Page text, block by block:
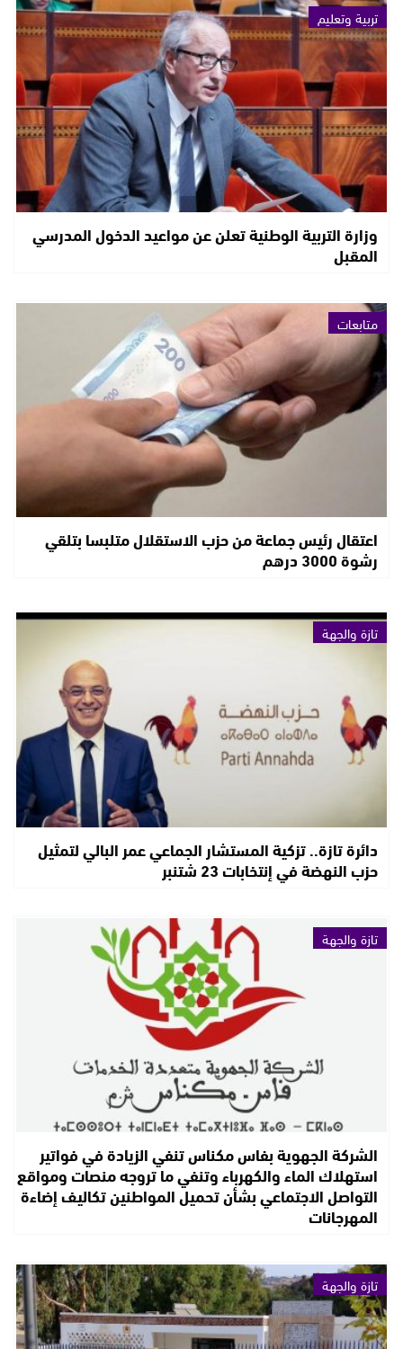
تربية وتعليم
وزارة التربية الوطنية تعلن عن مواعيد الدخول المدرسي
المقبل
متابعات
اعتقال رئيس جماعة من حزب الاستقلال متلبسا بتلقي
رشوة 3000 درهم
تازة والجهة
دائرة تازة.. تزكية المستشار الجماعي عمر البالي لتمثيل
حزب النهضة في إنتخابات 23 شتنبر
تازة والجهة
الشركة الجهوية بفاس مكناس تنفي الزيادة في فواتير
استهلاك الماء والكهرباء وتنفي ما تروجه منصات ومواقع
التواصل الاجتماعي بشأن تحميل المواطنين تكاليف إضاءة
المهرجانات
تازة والجهة